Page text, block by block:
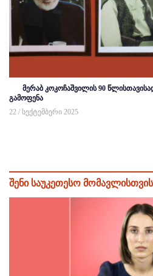
მერაბ კოკოჩაშვილის 90
გამოფენა
22 / სექტემბერი 2025
შენი საუკეთესო მომავლისთვის